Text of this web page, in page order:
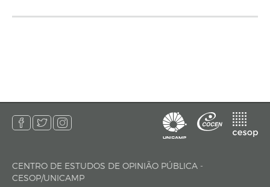
endereço
CENTRO DE ESTUDOS DE OPINIÃO PÚBLICA -
CESOP/UNICAMP